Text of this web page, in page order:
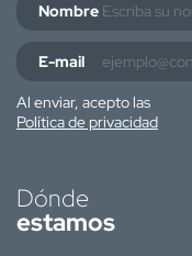
Nombre
E-mail
Al enviar, acepto las
Política de privacidad
Dónde
estamos